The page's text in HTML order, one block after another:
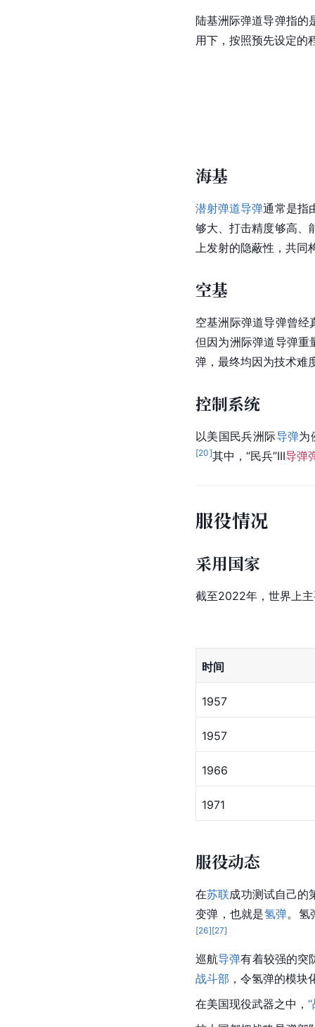
陆基洲际弹道导弹指的
用下，按照预先设定的
海基
潜射弹道导弹通常是指
够大、打击精度够高、
上发射的隐蔽性，共
空基
空基洲际弹道导弹曾经
但因为洲际弹道导弹
弹 ，最终均因为技术
控制系统
以美国民兵洲际导弹为
[20]其中，“民兵”III导弹
服役情况
采用国家
截至2022年，世界上
时间
1957
1957
1966
1971
服役动态
在苏联成功测试自己的
变弹，也就是氢弹。氢
[26][27]
巡航导弹有着较强的突
战斗部 ，令氢弹的模
在美国现役武器之中，